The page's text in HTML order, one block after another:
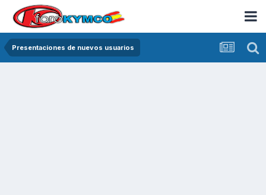
Presentaciones de nuevos usuarios